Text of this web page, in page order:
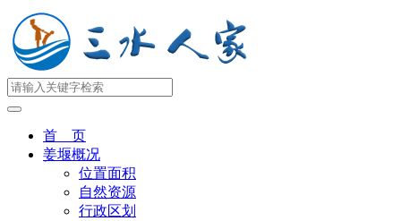
首 页
姜堰概况
位置面积
自然资源
行政区划